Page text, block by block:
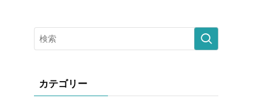
カテゴリー